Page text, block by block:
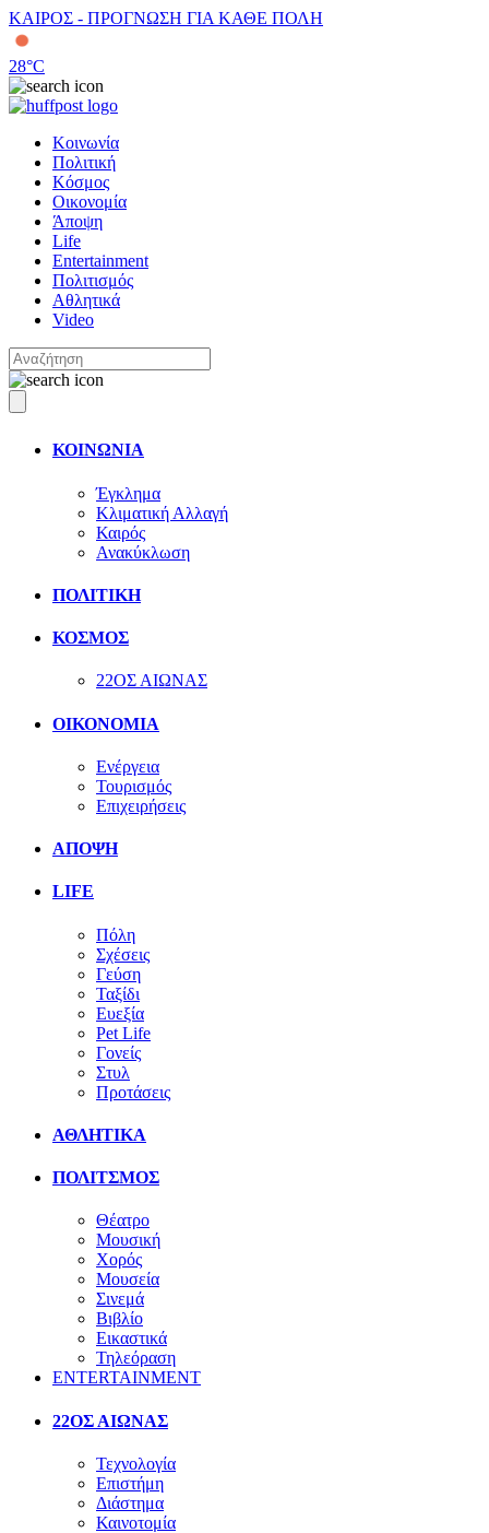
ΚΑΙΡΟΣ - ΠΡΟΓΝΩΣΗ ΓΙΑ ΚΑΘΕ ΠΟΛΗ
28°C
Κοινωνία
Πολιτική
Κόσμος
Οικονομία
Άποψη
Life
Entertainment
Πολιτισμός
Αθλητικά
Video
ΚΟΙΝΩΝΙΑ
Έγκλημα
Κλιματική Αλλαγή
Καιρός
Ανακύκλωση
ΠΟΛΙΤΙΚΗ
ΚΟΣΜΟΣ
22ΟΣ ΑΙΩΝΑΣ
ΟΙΚΟΝΟΜΙΑ
Ενέργεια
Τουρισμός
Επιχειρήσεις
ΑΠΟΨΗ
LIFE
Πόλη
Σχέσεις
Γεύση
Ταξίδι
Ευεξία
Pet Life
Γονείς
Στυλ
Προτάσεις
ΑΘΛΗΤΙΚΑ
ΠΟΛΙΤΣΜΟΣ
Θέατρο
Μουσική
Χορός
Μουσεία
Σινεμά
Βιβλίο
Εικαστικά
Τηλεόραση
ENTERTAINMENT
22ΟΣ ΑΙΩΝΑΣ
Τεχνολογία
Επιστήμη
Διάστημα
Καινοτομία